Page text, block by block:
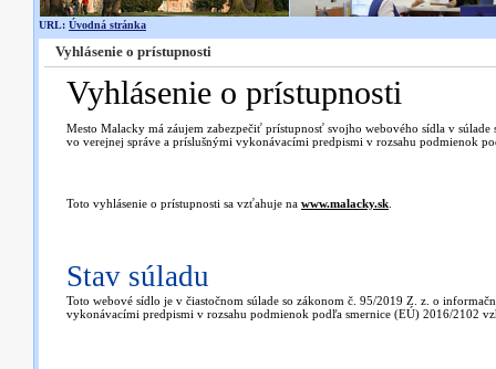
URL: Úvodná stránka
Vyhlásenie o prístupnosti
Vyhlásenie o prístupnosti
Mesto Malacky má záujem zabezpečiť prístupnosť svojho webového sídla v
vo verejnej správe a príslušnými vykonávacími predpismi v rozsahu podmienok
Toto vyhlásenie o prístupnosti sa vzťahuje na www.malacky.sk
Stav súladu
Toto webové sídlo je v čiastočnom súlade so zákonom č. 95/2019 Z. z. o
vykonávacími predpismi v rozsahu podmienok podľa smernice (EÚ) 2016/2102